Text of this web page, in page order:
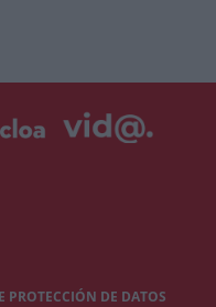
PROTECCIÓN DE DATOS